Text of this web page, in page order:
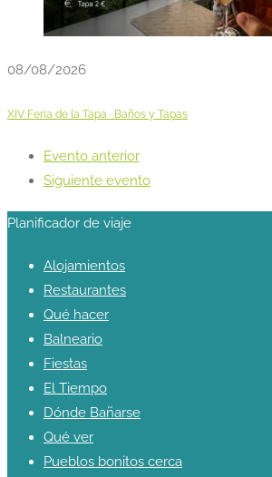
08/08/2026
XIV Feria de la Tapa · Baños y Tapas
Evento anterior
Siguiente evento
Planificador de viaje
Alojamientos
Restaurantes
Qué hacer
Balneario
Fiestas
El Tiempo
Dónde Bañarse
Qué ver
Pueblos bonitos cerca